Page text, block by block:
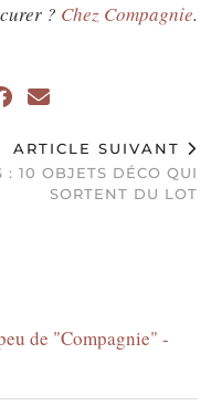
? Chez Compagnie.
ARTICLE SUIVANT
: 10 OBJETS DÉCO QUI
SORTENT DU LOT
de "Compagnie" -